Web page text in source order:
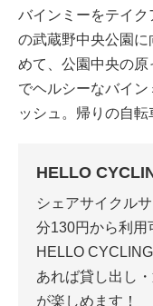
バインミーをテイ
の武蔵野中央公園
めて、公園中央の
でヘルシーなバイ
ッシュ。帰りの自転
HELLO
シェアサイクル
分130円から利用
HELLO
あれば貸し出し
が楽しめます！